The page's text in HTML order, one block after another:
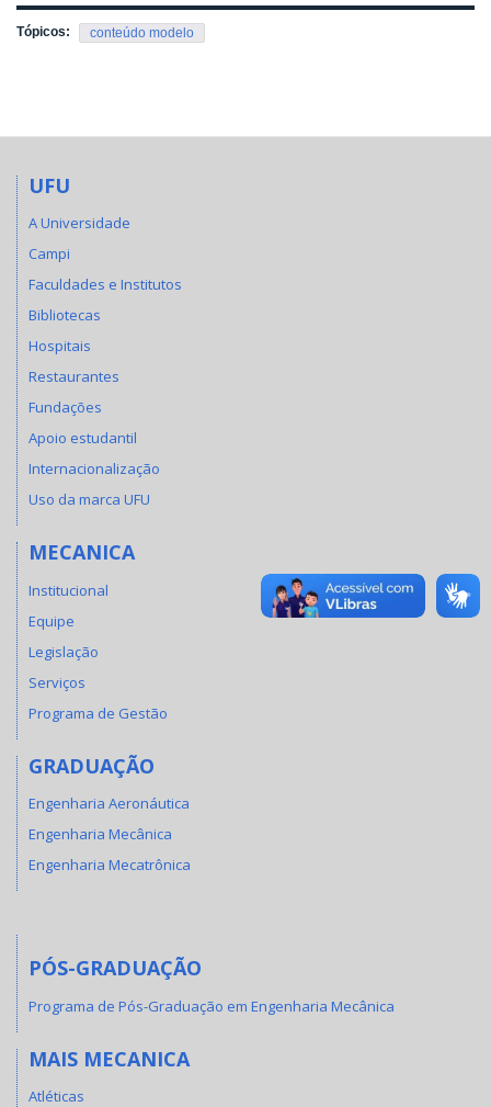
Tópicos: conteúdo modelo
UFU
A Universidade
Campi
Faculdades e Institutos
Bibliotecas
Hospitais
Restaurantes
Fundações
Apoio estudantil
Internacionalização
Uso da marca UFU
MECANICA
Institucional
Equipe
Legislação
Serviços
Programa de Gestão
GRADUAÇÃO
Engenharia Aeronáutica
Engenharia Mecânica
Engenharia Mecatrônica
PÓS-GRADUAÇÃO
Programa de Pós-Graduação em Engenharia Mecânica
MAIS MECANICA
Atléticas